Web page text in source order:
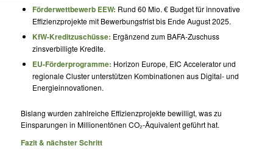
Förderwettbewerb EEW: Rund 60 Mio. € Budget für innovative
Effizienzprojekte mit Bewerbungsfrist bis Ende August 2025.
KfW-Kreditzuschüsse: Ergänzend zum BAFA-Zuschuss
zinsverbilligte Kredite.
EU-Förderprogramme: Horizon Europe, EIC Accelerator und
regionale Cluster unterstützen Kombinationen aus Digital- und
Energieinnovationen.
Bislang wurden zahlreiche Effizienzprojekte bewilligt, was zu
Einsparungen in Millionen­tönen CO₂-Äquivalent geführt hat.
Fazit & nächster Schritt